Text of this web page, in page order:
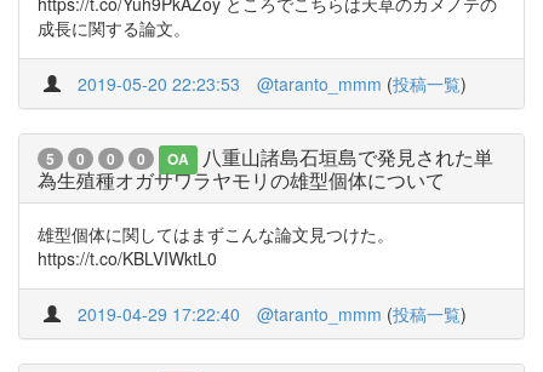
成長に関する論文。
2019-05-20 22:23:53 @taranto_mmm (投稿一覧)
5 0 0 0 OA
八重山諸島石垣島で発見された単
為生殖種オガサワラヤモリの雄型個体について
雄型個体に関してはまずこんな論文見つけた。
https://t.co/KBLVIWktL0
2019-04-29 17:22:40 @taranto_mmm (投稿一覧)